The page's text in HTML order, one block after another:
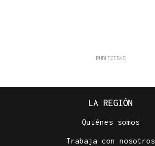
LA REGIÓN
Quiénes somos
Trabaja con nosotros